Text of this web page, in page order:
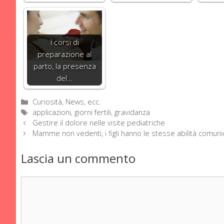
I corsi di
preparazione al
parto, la presenza
del…
Categorie
Curiosità, News, ecc.
Tag
applicazioni, giorni fertili, gravidanza
Gestire il dolore nelle visite pediatriche
Mamme non vedenti, i figli hanno le stesse abilità
Lascia un commento